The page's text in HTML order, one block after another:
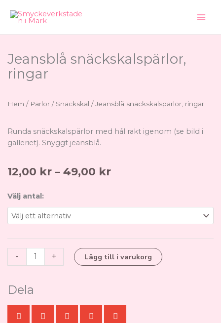
Jeansblå snäckskalspärlor,
ringar
Hem / Pärlor / Snäckskal / Jeansblå snäckskalspärlor, ringar
Runda snäckskalspärlor med hål rakt igenom (se bild i
galleriet). Snyggt jeansblå.
12,00 kr – 49,00 krPrisintervall:
49,00 kr
Välj antal:
-
Jeansblå
snäckskalspärlor,
ringar
+ Lägg till i varukorg
Dela